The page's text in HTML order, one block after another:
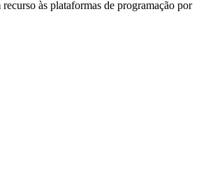
às plataformas de programação por